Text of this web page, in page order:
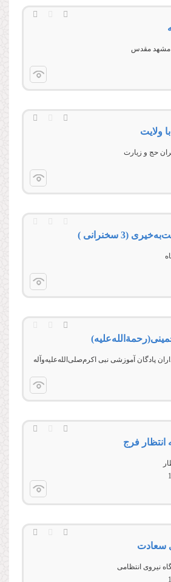
مشهد مقدس
ولایت
حج و زیارت
(3 سخنرانی )
پادگان آموزشی نبی اکرم‌صلی‌الله‌علیه‌وآله
فرج
سعادت
نیروی انتظامی